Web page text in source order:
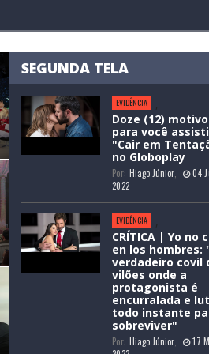
Por:Gabriel Gainsbourg, 21 Maio 2025
EUROVISION 2025:
ÁUSTRIA, DIANTE
INJUSTOS
SEGUNDA TELA
EVIDÊNCIA
,
Doze (12)
para você
"Cair em
no Globoplay
Por: Hiago Júnior,
04
2022
EVIDÊNCIA
,
CRÍTICA | Yo no
en los hombres:
verdadeiro covil
vilões onde a
protagonista é
encurralada e
todo instante
sobreviver"
Por: Hiago Júnior,
17